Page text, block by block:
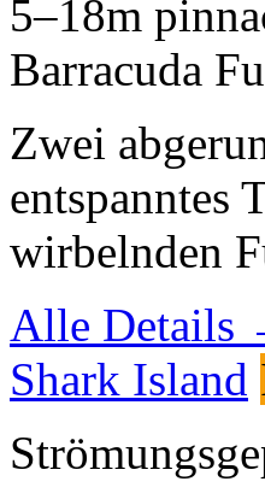
5–18m
Barracuda
Zwei
entspanntes
wirbelnden
Alle Details
Shark Island